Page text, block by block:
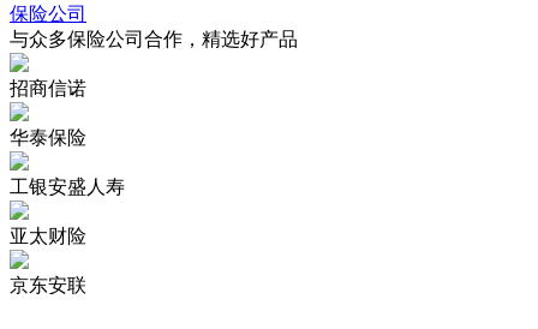
保险公司
与众多保险公司合作，精选好产品
招商信诺
华泰保险
工银安盛人寿
亚太财险
京东安联